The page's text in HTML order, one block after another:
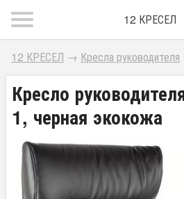
12 КРЕСЕЛ
12 КРЕСЕЛ → Кресла руководителя
Кресло
1, черная экокожа